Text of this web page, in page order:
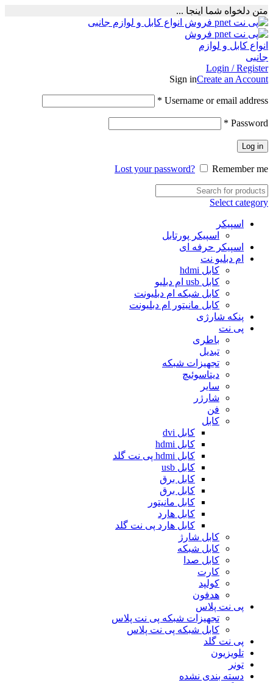
متن دلخواه شما اینجا ...
Login / Register
Sign inCreate an Account
Username or email address
*
Password
*
Log in
Lost your password? Remember me
Select category
اسپیکر
اسپیکر پورتابل
اسپیکر حرفه ای
ام دبلیو نت
کابل hdmi
کابل usb ام دبلیو
کابل شبکه ام دبلیونت
کابل مانیتور ام دبلیونت
پنکه شارژی
پی نت
باطری
تبدیل
تجهیزات شبکه
دیتاسوئیچ
سایر
شارژر
فن
کابل
کابل dvi
کابل hdmi
کابل hdmi پی نت گلد
کابل usb
کابل برق
کابل برق
کابل مانیتور
کابل هارد
کابل هارد پی نت گلد
کابل شارژ
کابل شبکه
کابل صدا
کارت
کولپد
هدفون
پی نت پلاس
تجهیزات شبکه پی نت پلاس
کابل شبکه پی نت پلاس
پی نت گلد
تلویزیون
تونر
دسته بندی نشده